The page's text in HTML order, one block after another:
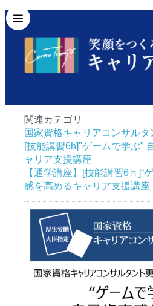
関連カテゴリ
国家資格キャリアコンサルタ
[技能講習6h]"ゲームで学ぶ"
ャリア支援講座
【通学講座】[技能講習6ｈ]“
感を高めるキャリア支援講座